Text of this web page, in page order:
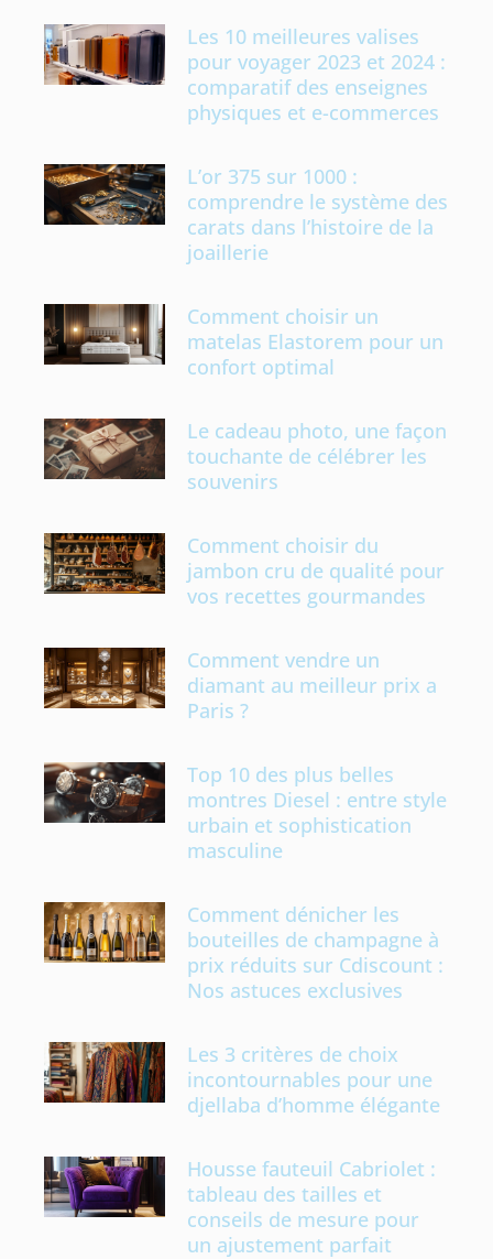
Les 10 meilleures valises
pour voyager 2023 et 2024 :
comparatif des enseignes
physiques et e-commerces
L’or 375 sur 1000 :
comprendre le système des
carats dans l’histoire de la
joaillerie
Comment choisir un
matelas Elastorem pour un
confort optimal
Le cadeau photo, une façon
touchante de célébrer les
souvenirs
Comment choisir du
jambon cru de qualité pour
vos recettes gourmandes
Comment vendre un
diamant au meilleur prix a
Paris ?
Top 10 des plus belles
montres Diesel : entre style
urbain et sophistication
masculine
Comment dénicher les
bouteilles de champagne à
prix réduits sur Cdiscount :
Nos astuces exclusives
Les 3 critères de choix
incontournables pour une
djellaba d’homme élégante
Housse fauteuil Cabriolet :
tableau des tailles et
conseils de mesure pour
un ajustement parfait